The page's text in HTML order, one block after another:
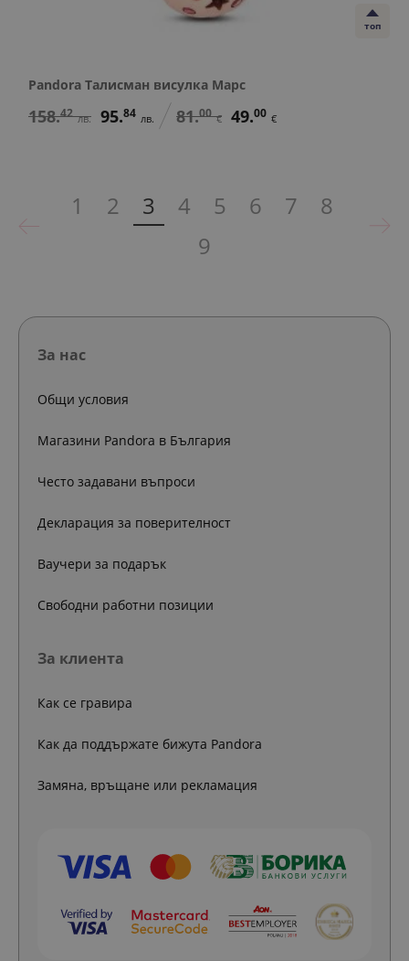
Pandora Талисман висулка Марс
158.42 лв. 95.84 лв. 81.00 € 49.00 €
1 2 3 4 5 6 7
8
9
топ
За нас
Общи условия
Магазини Pandora в България
Често задавани въпроси
Декларация за поверителност
Ваучери за подарък
Свободни работни позиции
За клиента
Как се гравира
Как да поддържате бижута Pandora
Замяна, връщане или рекламация